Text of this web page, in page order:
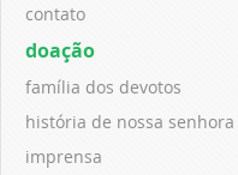
contato
doação
família dos devotos
história de nossa senhora
imprensa